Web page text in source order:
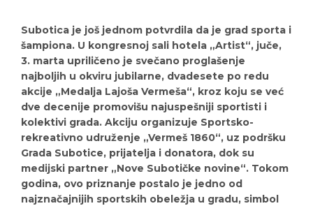
Subotica je još jednom potvrdila da je grad sporta i
šampiona. U kongresnoj sali hotela „Artist“, juče,
3. marta upriličeno je svečano proglašenje
najboljih u okviru jubilarne, dvadesete po redu
akcije „Medalja Lajoša Vermeša“, kroz koju se već
dve decenije promovišu najuspešniji sportisti i
kolektivi grada. Akciju organizuje Sportsko-
rekreativno udruženje „Vermeš 1860“, uz podršku
Grada Subotice, prijatelja i donatora, dok su
medijski partner „Nove Subotičke novine“. Tokom
godina, ovo priznanje postalo je jedno od
najznačajnijih sportskih obeležja u gradu, simbol